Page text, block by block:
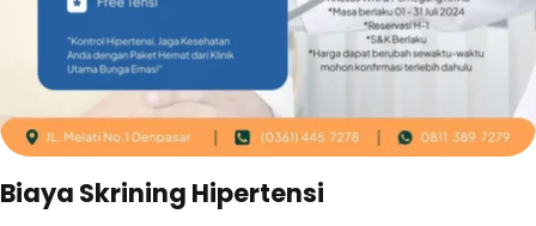
Biaya Skrining Hipertensi